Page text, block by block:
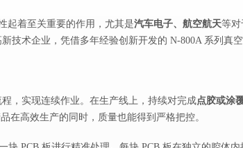
起着至关重要的作用，尤其是汽车电子、航空航天等对
技术企业，凭借多年经验创新开发的 N-800A 系列真
程，实现连续作业。在生产线上，持续对完成点胶或涂
在高效生产的同时，质量也能得到严格把控。